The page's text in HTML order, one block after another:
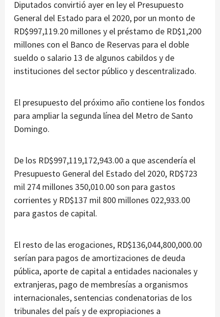
Diputados convirtió ayer en ley el Presupuesto
General del Estado para el 2020, por un monto de
RD$997,119.20 millones y el préstamo de RD$1,200
millones con el Banco de Reservas para el doble
sueldo o salario 13 de algunos cabildos y de
instituciones del sector público y descentralizado.
El presupuesto del próximo año contiene los fondos
para ampliar la segunda línea del Metro de Santo
Domingo.
De los RD$997,119,172,943.00 a que ascendería el
Presupuesto General del Estado del 2020, RD$723
mil 274 millones 350,010.00 son para gastos
corrientes y RD$137 mil 800 millones 022,933.00
para gastos de capital.
El resto de las erogaciones, RD$136,044,800,000.00
serían para pagos de amortizaciones de deuda
pública, aporte de capital a entidades nacionales y
extranjeras, pago de membresías a organismos
internacionales, sentencias condenatorias de los
tribunales del país y de expropiaciones a